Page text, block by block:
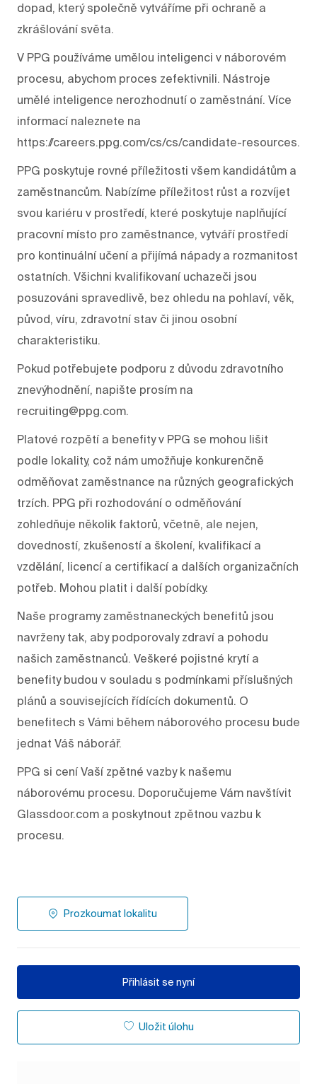
dopad, který společně vytváříme při ochraně a
zkrášlování světa.
V PPG používáme umělou inteligenci v náborovém
procesu, abychom proces zefektivnili. Nástroje
umělé inteligence nerozhodnutí o zaměstnání. Více
informací naleznete na
https://careers.ppg.com/cs/cs/candidate-resources.
PPG poskytuje rovné příležitosti všem kandidátům a
zaměstnancům. Nabízíme příležitost růst a rozvíjet
svou kariéru v prostředí, které poskytuje naplňující
pracovní místo pro zaměstnance, vytváří prostředí
pro kontinuální učení a přijímá nápady a rozmanitost
ostatních. Všichni kvalifikovaní uchazeči jsou
posuzováni spravedlivě, bez ohledu na pohlaví, věk,
původ, víru, zdravotní stav či jinou osobní
charakteristiku.
Pokud potřebujete podporu z důvodu zdravotního
znevýhodnění, napište prosím na
recruiting@ppg.com.
Platové rozpětí a benefity v PPG se mohou lišit
podle lokality, což nám umožňuje konkurenčně
odměňovat zaměstnance na různých geografických
trzích. PPG při rozhodování o odměňování
zohledňuje několik faktorů, včetně, ale nejen,
dovedností, zkušeností a školení, kvalifikací a
vzdělání, licencí a certifikací a dalších organizačních
potřeb. Mohou platit i další pobídky.
Naše programy zaměstnaneckých benefitů jsou
navrženy tak, aby podporovaly zdraví a pohodu
našich zaměstnanců. Veškeré pojistné krytí a
benefity budou v souladu s podmínkami příslušných
plánů a souvisejících řídících dokumentů. O
benefitech s Vámi během náborového procesu bude
jednat Váš náborář.
PPG si cení Vaší zpětné vazby k našemu
náborovému procesu. Doporučujeme Vám navštívit
Glassdoor.com a poskytnout zpětnou vazbu k
procesu.
Prozkoumat lokalitu
Přihlásit se nyní
Uložit úlohu